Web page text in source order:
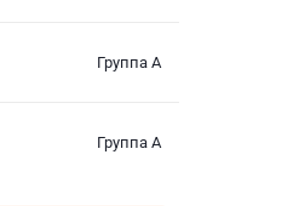
Группа A
Группа A